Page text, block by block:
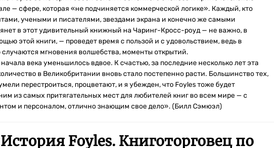
— сфере, которая «не подчиняется коммерческой логике». Каждый, кто
учеными и писателями, звездами экрана и конечно же самыми
в этот удивительный книжный на Чаринг-Кросс-роуд — не важно, в
этой книги, — проведет время с пользой и с удовольствием, ведь в
мгновения волшебства, моменты открытий.
века уменьшилось вдвое. К счастью, за последние несколько лет эта
в Великобритании вновь стало постепенно расти. Большинство тех,
перестроиться, процветают, и я убежден, что Foyles тоже будет
из самых притягательных мест для любителей книг во всем мире — с
и персоналом, отлично знающим свое дело». (Билл Сэмюэл)
История Foyles. Книготорговец по